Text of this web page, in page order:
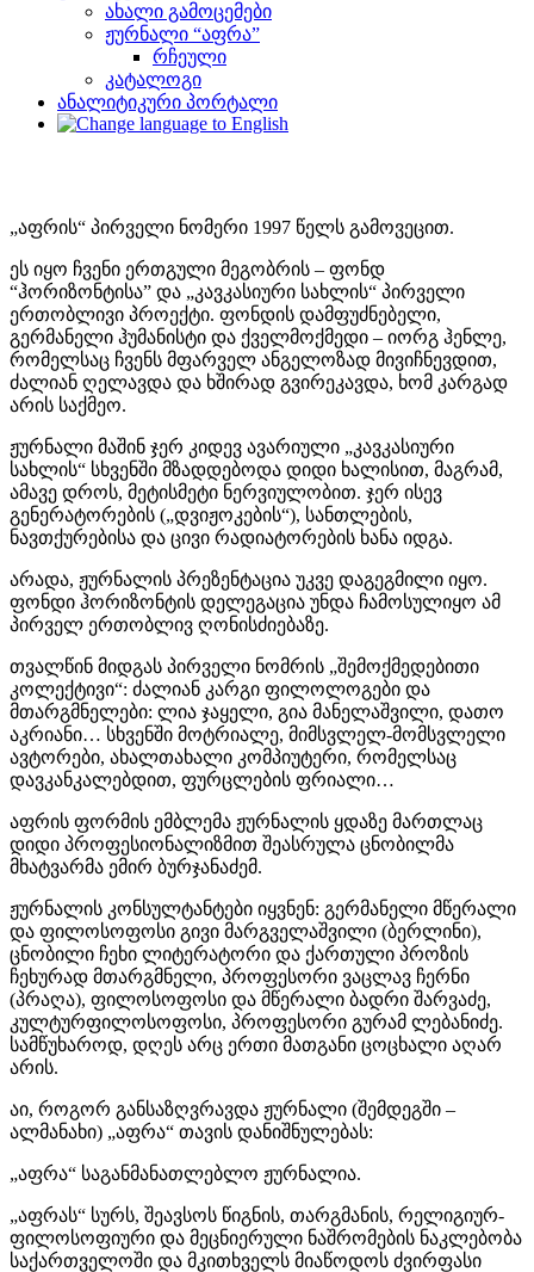
ახალი გამოცემები
ჟურნალი “აფრა”
რჩეული
კატალოგი
ანალიტიკური პორტალი
„აფრის“ პირველი ნომერი 1997 წელს გამოვეცით.
ეს იყო ჩვენი ერთგული მეგობრის – ფონდ
“ჰორიზონტისა” და „კავკასიური სახლის“ პირველი
ერთობლივი პროექტი. ფონდის დამფუძნებელი,
გერმანელი ჰუმანისტი და ქველმოქმედი – იორგ ჰენლე,
რომელსაც ჩვენს მფარველ ანგელოზად მივიჩნევდით,
ძალიან ღელავდა და ხშირად გვირეკავდა, ხომ კარგად
არის საქმეო.
ჟურნალი მაშინ ჯერ კიდევ ავარიული „კავკასიური
სახლის“ სხვენში მზადდებოდა დიდი ხალისით, მაგრამ,
ამავე დროს, მეტისმეტი ნერვიულობით. ჯერ ისევ
გენერატორების („დვიჟოკების“), სანთლების,
ნავთქურებისა და ცივი რადიატორების ხანა იდგა.
არადა, ჟურნალის პრეზენტაცია უკვე დაგეგმილი იყო.
ფონდი ჰორიზონტის დელეგაცია უნდა ჩამოსულიყო ამ
პირველ ერთობლივ ღონისძიებაზე.
თვალწინ მიდგას პირველი ნომრის „შემოქმედებითი
კოლექტივი“: ძალიან კარგი ფილოლოგები და
მთარგმნელები: ლია ჯაყელი, გია მანელაშვილი, დათო
აკრიანი… სხვენში მოტრიალე, მიმსვლელ-მომსვლელი
ავტორები, ახალთახალი კომპიუტერი, რომელსაც
დავკანკალებდით, ფურცლების ფრიალი…
აფრის ფორმის ემბლემა ჟურნალის ყდაზე მართლაც
დიდი პროფესიონალიზმით შეასრულა ცნობილმა
მხატვარმა ემირ ბურჯანაძემ.
ჟურნალის კონსულტანტები იყვნენ: გერმანელი მწერალი
და ფილოსოფოსი გივი მარგველაშვილი (ბერლინი),
ცნობილი ჩეხი ლიტერატორი და ქართული პროზის
ჩეხურად მთარგმნელი, პროფესორი ვაცლავ ჩერნი
(პრაღა), ფილოსოფოსი და მწერალი ბადრი შარვაძე,
კულტურფილოსოფოსი, პროფესორი გურამ ლებანიძე.
სამწუხაროდ, დღეს არც ერთი მათგანი ცოცხალი აღარ
არის.
აი, როგორ განსაზღვრავდა ჟურნალი (შემდეგში –
ალმანახი) „აფრა“ თავის დანიშნულებას:
„აფრა“ საგანმანათლებლო ჟურნალია.
„აფრას“ სურს, შეავსოს წიგნის, თარგმანის, რელიგიურ-
ფილოსოფიური და მეცნიერული ნაშრომების ნაკლებობა
საქართველოში და მკითხველს მიაწოდოს ძვირფასი